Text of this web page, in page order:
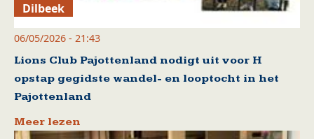
Dilbeek
06/05/2026 - 21:43
Lions Club Pajottenland nodigt uit voor H
opstap gegidste wandel- en looptocht in het
Pajottenland
Meer lezen